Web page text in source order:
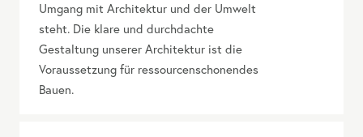
Umgang mit Architektur und der Umwelt
steht. Die klare und durchdachte
Gestaltung unserer Architektur ist die
Voraussetzung für ressourcenschonendes
Bauen.